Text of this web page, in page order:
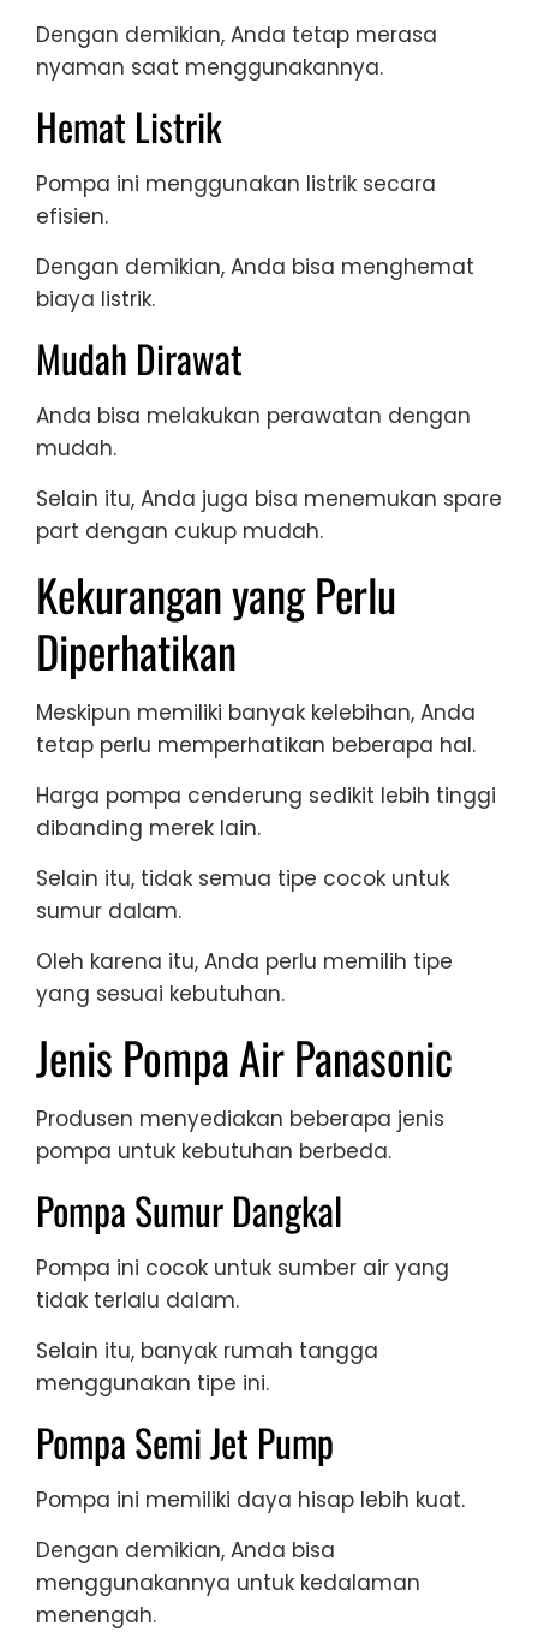
Dengan demikian, Anda tetap merasa
nyaman saat menggunakannya.
Hemat Listrik
Pompa ini menggunakan listrik secara
efisien.
Dengan demikian, Anda bisa menghemat
biaya listrik.
Mudah Dirawat
Anda bisa melakukan perawatan dengan
mudah.
Selain itu, Anda juga bisa menemukan spare
part dengan cukup mudah.
Kekurangan yang Perlu
Diperhatikan
Meskipun memiliki banyak kelebihan, Anda
tetap perlu memperhatikan beberapa hal.
Harga pompa cenderung sedikit lebih tinggi
dibanding merek lain.
Selain itu, tidak semua tipe cocok untuk
sumur dalam.
Oleh karena itu, Anda perlu memilih tipe
yang sesuai kebutuhan.
Jenis Pompa Air Panasonic
Produsen menyediakan beberapa jenis
pompa untuk kebutuhan berbeda.
Pompa Sumur Dangkal
Pompa ini cocok untuk sumber air yang
tidak terlalu dalam.
Selain itu, banyak rumah tangga
menggunakan tipe ini.
Pompa Semi Jet Pump
Pompa ini memiliki daya hisap lebih kuat.
Dengan demikian, Anda bisa
menggunakannya untuk kedalaman
menengah.